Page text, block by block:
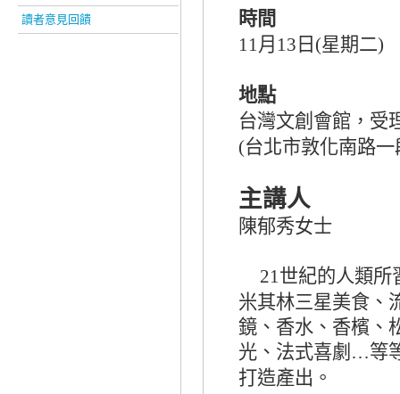
讀者意見回饋 時間
11月 13日(星期二)
地點
台灣文創會館，受
(台北市敦化南路一
主講人
陳郁秀女士
21世紀的人類所
米其林三星美食、
鏡、香水、香檳、
光、法式喜劇…等
打造產出。